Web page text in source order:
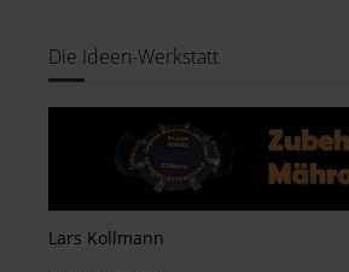
Die Ideen-Werkstatt
Lars Kollmann